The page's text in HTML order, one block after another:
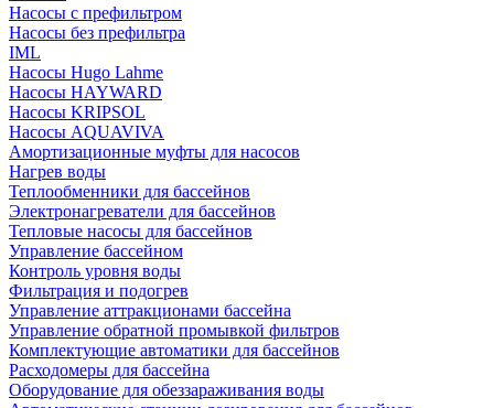
Насосы с префильтром
Насосы без префильтра
IML
Насосы Hugo Lahme
Насосы HAYWARD
Насосы KRIPSOL
Насосы AQUAVIVA
Амортизационные муфты для насосов
Нагрев воды
Теплообменники для бассейнов
Электронагреватели для бассейнов
Тепловые насосы для бассейнов
Управление бассейном
Контроль уровня воды
Фильтрация и подогрев
Управление аттракционами бассейна
Управление обратной промывкой фильтров
Комплектующие автоматики для бассейнов
Расходомеры для бассейна
Оборудование для обеззараживания воды